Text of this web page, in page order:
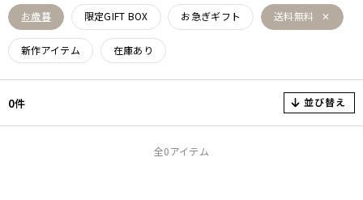
お歳暮 限定GIFT BOX お急ぎギフト 送料無料
新作アイテム 在庫あり
0件 並び替え
全0アイテム